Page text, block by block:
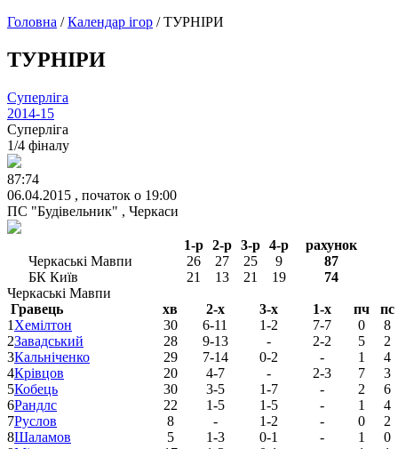
Головна /Календар ігор /ТУРНІРИ
ТУРНІРИ
Суперліга
2014-15
Суперліга
1/4 фіналу
87:74
06.04.2015 , початок о 19:00
ПС "Будівельник" , Черкаси
1-р 2-р 3-р 4-р
рахунок
Черкаські Мавпи
26 27 25 9
87
БК Київ
21 13 21 19
74
Черкаські Мавпи
Гравець
хв 2-х 3-х 1-х пч
пс
1 Хемілтон 30 6-11 1-2 7-7 0
8
2Завадський 28 9-13 - 2-2 5
2
3Кальніченко 29 7-14 0-2 - 1
4
4Крівцов 20 4-7 - 2-3 7
3
5Кобець 30 3-5 1-7 - 2
6
6Рандлс 22 1-5 1-5 - 1
4
7Руслов 8 - 1-2 - 0
2
8Шаламов 5 1-3 0-1 - 1
0